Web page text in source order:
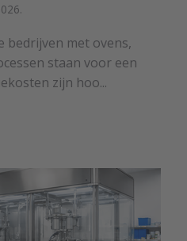
bedrijven met ovens,
staan voor een
zijn hoo...